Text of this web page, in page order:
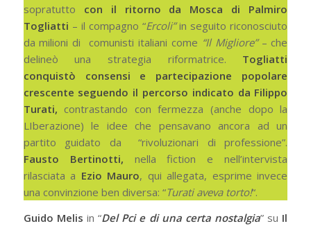
sopratutto con il ritorno da Mosca di Palmiro
Togliatti – il compagno “Ercoli”in seguito riconosciuto
da milioni di comunisti italiani come “Il Migliore”– che
delineò una strategia riformatrice. Togliatti
conquistò consensi e partecipazione popolare
crescente seguendo il percorso indicato da Filippo
Turati, contrastando con fermezza (anche dopo la
LIberazione) le idee che pensavano ancora ad un
partito guidato da “rivoluzionari di professione”.
Fausto Bertinotti, nella fiction e nell’intervista
rilasciata a Ezio Mauro, qui allegata, esprime invece
una convinzione ben diversa: “Turati aveva torto!“.
Guido Melis in “Del Pci e di una certa nostalgia” su Il